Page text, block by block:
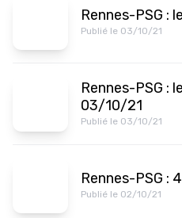
Rennes-PSG :
Publié le 03/10/21
Rennes-PSG :
03/10/21
Publié le 03/10/21
Rennes-PSG :
Publié le 02/10/21